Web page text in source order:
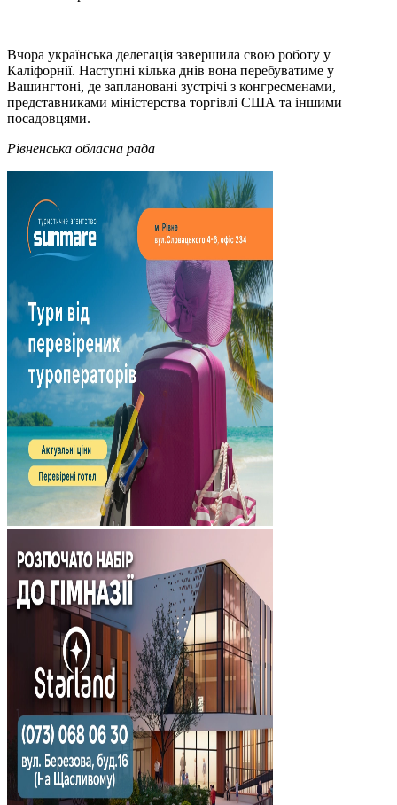
Вчора українська делегація завершила свою роботу у
Каліфорнії. Наступні кілька днів вона перебуватиме у
Вашингтоні, де заплановані зустрічі з конгресменами,
представниками міністерства торгівлі США та іншими
посадовцями.
Рівненська обласна рада